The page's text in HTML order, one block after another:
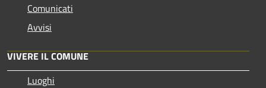
Comunicati
Avvisi
VIVERE IL COMUNE
Luoghi